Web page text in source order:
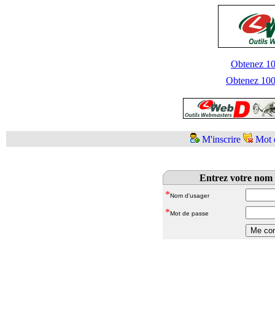
Obtenez
Obtenez
M'inscrire Mot
Entrez votre nom
*Nom d'usager
*Mot de passe